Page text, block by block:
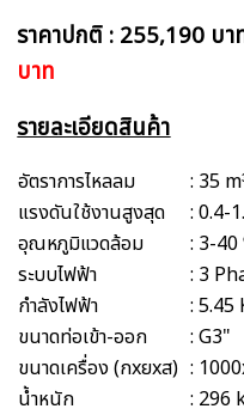
ราคาปกติ : 255,190 บา
บาท
รายละเอียดสินค้า
อัตราการไหลลม
: 35
แรงดันใช้งานสูงสุด
: 0.4-
อุณหภูมิแวดล้อม
: 3-40
ระบบไฟฟ้า
: 3
กำลังไฟฟ้า
: 5.45
ขนาดท่อเข้า-ออก
: G3"
ขนาดเครื่อง (กxยxส) :
น้ำหนัก
: 296